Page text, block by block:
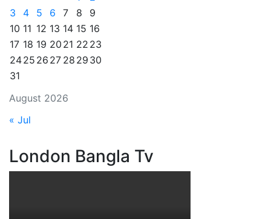
August 2026
3
4 5 6 7 8
9
10 11 12 13 14 15 16
17 18 19 20 21 22 23
2425 26 27 28 29 30
31
« Jul
London Bangla Tv